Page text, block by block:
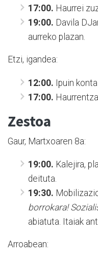
17:00. Haurrei
19:00. Davila
aurreko plazan.
Etzi, igandea:
12:00. Ipuin
17:00.
Zestoa
Gaur, Martxoaren 8a:
19:00. Kalejira,
deituta.
19:30.
borrokara!
abiatuta. Itaiak
Arroabean: